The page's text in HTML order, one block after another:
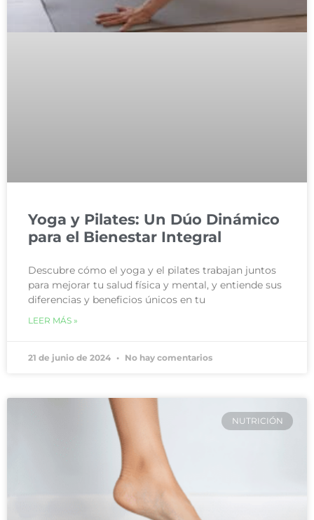
Yoga y Pilates: Un Dúo Dinámico
para el Bienestar Integral
Descubre cómo el yoga y el pilates trabajan juntos
para mejorar tu salud física y mental, y entiende sus
diferencias y beneficios únicos en tu
LEER MÁS »
21 de junio de 2024 No hay comentarios
NUTRICIÓN